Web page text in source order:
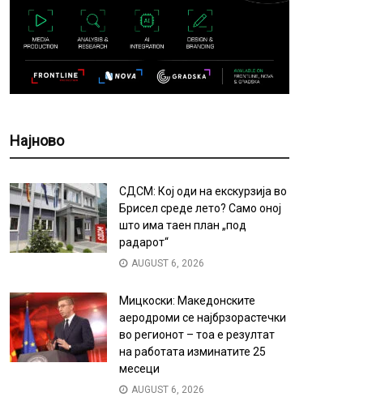
Најново
СДСМ: Кој оди на екскурзија во
Брисел среде лето? Само оној
што има таен план „под
радарот“
AUGUST 6, 2026
Мицкоски: Македонските
аеродроми се најбрзорастечки
во регионот – тоа е резултат
на работата изминатите 25
месеци
AUGUST 6, 2026